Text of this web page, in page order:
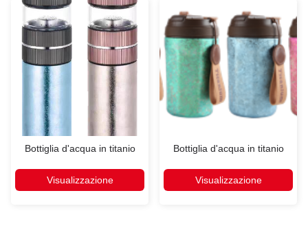
Bottiglia d'acqua in titanio
Visualizzazione
Bottiglia d'acqua in titanio
Visualizzazione